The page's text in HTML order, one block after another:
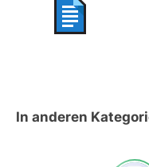
In anderen